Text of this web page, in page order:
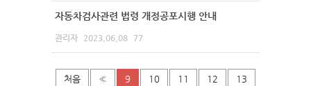
자동차검사관련 법령 개정공포시행 안내
관리자 2023.06.08 77
처음 « 9 10 11 12 13